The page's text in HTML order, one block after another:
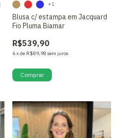
Blusa c/ estampa em Jacquard
Fio Pluma Biamar
R$539,90
6xde R$89,98 sem juros
+1
Comprar